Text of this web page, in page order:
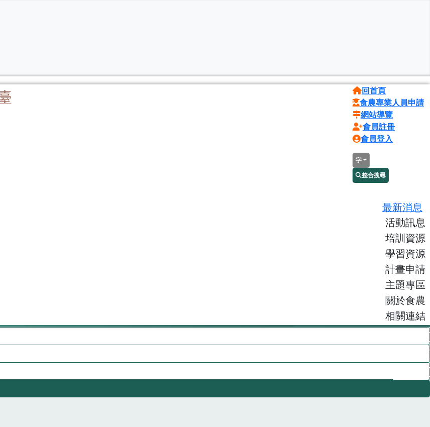
回首頁
食農專業人員申請
網站導覽
會員註冊
會員登入
字
整合搜尋
最新消息
活動訊息
培訓資源
學習資源
計畫申請
主題專區
關於食農
相關連結